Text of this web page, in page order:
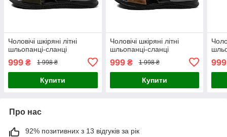
Чоловічі шкіряні літні
шльопанці-сланці
999 ₴ 1 998 ₴
Купити
Чоловічі шкіряні літні
шльопанці-сланці
999₴ 1 998 ₴
Купити
999
Про нас
92% позитивних з 13 відгуків за рік